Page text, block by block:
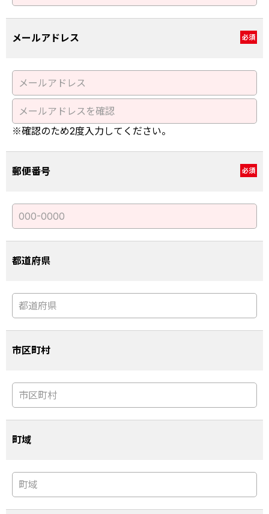
メールアドレス 必須
※確認のため2度入力してください。
郵便番号 必須
都道府県
市区町村
町域